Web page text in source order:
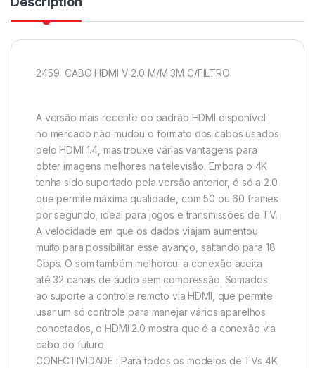
2459 CABO HDMI V 2.0 M/M 3M C/FILTRO
A versão mais recente do padrão HDMI disponível
no mercado não mudou o formato dos cabos usados
pelo HDMI 1.4, mas trouxe várias vantagens para
obter imagens melhores na televisão. Embora o 4K
tenha sido suportado pela versão anterior, é só a 2.0
que permite máxima qualidade, com 50 ou 60 frames
por segundo, ideal para jogos e transmissões de TV.
A velocidade em que os dados viajam aumentou
muito para possibilitar esse avanço, saltando para 18
Gbps. O som também melhorou: a conexão aceita
até 32 canais de áudio sem compressão. Somados
ao suporte a controle remoto via HDMI, que permite
usar um só controle para manejar vários aparelhos
conectados, o HDMI 2.0 mostra que é a conexão via
cabo do futuro.
CONECTIVIDADE : Para todos os modelos de TVs 4K